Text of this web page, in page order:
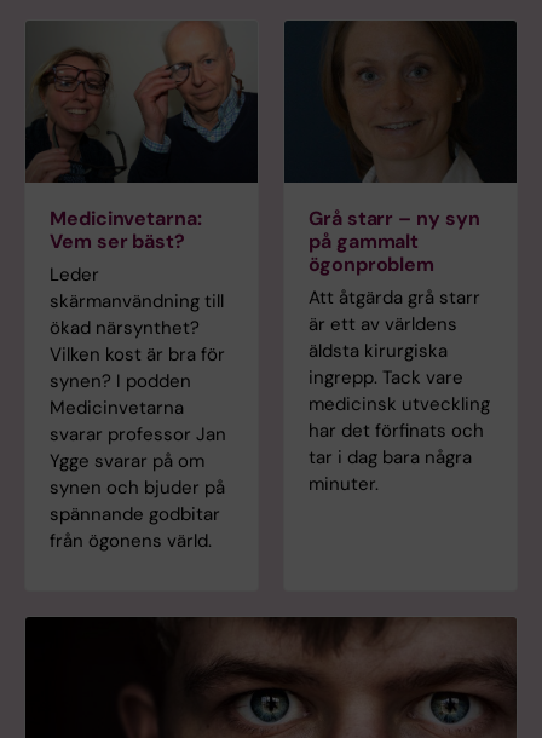
Medicinvetarna:
Vem ser bäst?
Leder
skärmanvändning till
ökad närsynthet?
Vilken kost är bra för
synen? I podden
Medicinvetarna
svarar professor Jan
Ygge svarar på om
synen och bjuder på
spännande godbitar
från ögonens värld.
Grå starr – ny syn
på gammalt
ögonproblem
Att åtgärda grå starr
är ett av världens
äldsta kirurgiska
ingrepp. Tack vare
medicinsk utveckling
har det förfinats och
tar i dag bara några
minuter.